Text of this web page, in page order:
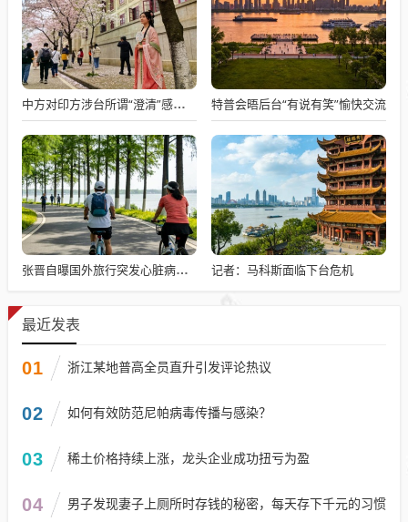
中方对印方涉台所谓“澄清”感到意外 特普会晤后台“有说有笑”愉快交流
张晋自曝国外旅行突发心脏病险丧命 记者：马科斯面临下台危机
最近发表
01 浙江某地普高全员直升引发评论热议
02 如何有效防范尼帕病毒传播与感染？
03 稀土价格持续上涨，龙头企业成功扭亏为盈
04 男子发现妻子上厕所时存钱的秘密，每天存下千元的习惯